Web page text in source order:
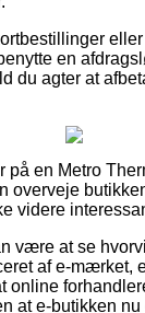
en
du agter at
på en Metro
overveje
videre
være at se
af e-mærket,
online
at e-butikken